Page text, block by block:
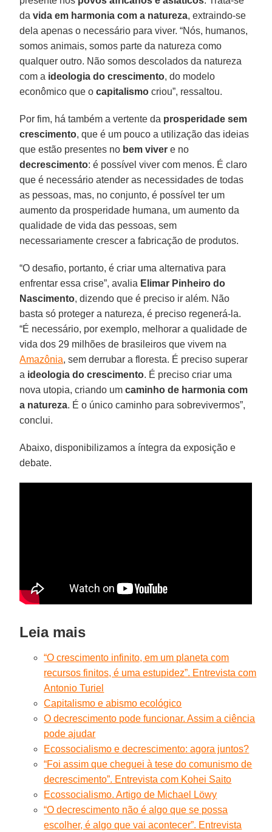
davida em harmonia com a natureza, extraindo-se
dela apenas o necessário para viver. “Nós, humanos,
somos animais, somos parte da natureza como
qualquer outro. Não somos descolados da natureza
com a ideologia do crescimento, do modelo
econômico que ocapitalismo criou”, ressaltou.
Por fim, há também a vertente da prosperidade sem
crescimento, que é um pouco a utilização das ideias
que estão presentes no bem viver e no
decrescimento: é possível viver com menos. É claro
que é necessário atender as necessidades de todas
as pessoas, mas, no conjunto, é possível ter um
aumento da prosperidade humana, um aumento da
qualidade de vida das pessoas, sem
necessariamente crescer a fabricação de produtos.
“O desafio, portanto, é criar uma alternativa para
enfrentar essa crise”, avalia Elimar Pinheiro do
Nascimento, dizendo que é preciso ir além. Não
basta só proteger a natureza, é preciso regenerá-la.
“É necessário, por exemplo, melhorar a qualidade de
vida dos 29 milhões de brasileiros que vivem na
Amazônia, sem derrubar a floresta. É preciso superar
a ideologia do crescimento. É preciso criar uma
nova utopia, criando um caminho de harmonia com
a natureza. É o único caminho para sobrevivermos”,
conclui.
Abaixo, disponibilizamos a íntegra da exposição e
debate.
Leia mais
“O crescimento infinito, em um planeta com
recursos finitos, é uma estupidez”. Entrevista com
Antonio Turiel
Capitalismo e abismo ecológico
O decrescimento pode funcionar. Assim a ciência
pode ajudar
Ecossocialismo e decrescimento: agora juntos?
“Foi assim que cheguei à tese do comunismo de
decrescimento”. Entrevista com Kohei Saito
Ecossocialismo. Artigo de Michael Löwy
“O decrescimento não é algo que se possa
escolher, é algo que vai acontecer”. Entrevista